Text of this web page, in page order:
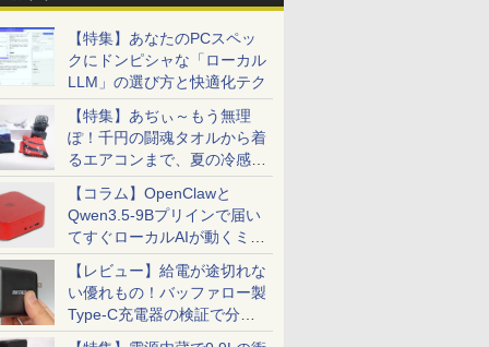
【特集】あなたのPCスペッ
クにドンピシャな「ローカル
LLM」の選び方と快適化テク
【特集】あぢぃ～もう無理
ぽ！千円の闘魂タオルから着
るエアコンまで、夏の冷感グ
ッズ一挙紹介
【コラム】OpenClawと
Qwen3.5-9Bプリインで届い
てすぐローカルAIが動くミニ
PC「SER9 Pro」
【レビュー】給電が途切れな
い優れもの！バッファロー製
Type-C充電器の検証で分か
ったこと